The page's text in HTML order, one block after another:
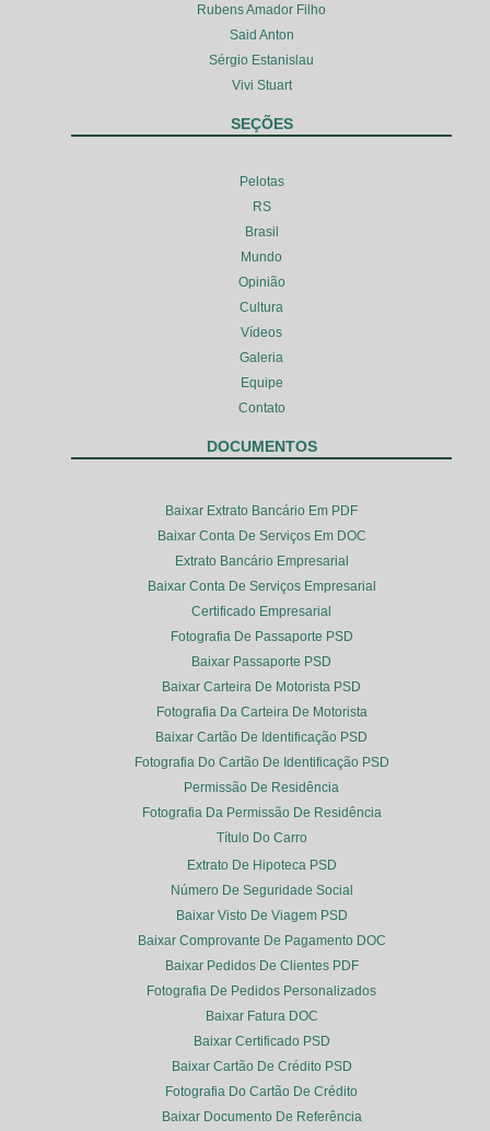
Rubens Amador Filho
Said Anton
Sérgio Estanislau
Vivi Stuart
SEÇÕES
Pelotas
RS
Brasil
Mundo
Opinião
Cultura
Vídeos
Galeria
Equipe
Contato
DOCUMENTOS
Baixar Extrato Bancário Em PDF
Baixar Conta De Serviços Em DOC
Extrato Bancário Empresarial
Baixar Conta De Serviços Empresarial
Certificado Empresarial
Fotografia De Passaporte PSD
Baixar Passaporte PSD
Baixar Carteira De Motorista PSD
Fotografia Da Carteira De Motorista
Baixar Cartão De Identificação PSD
Fotografia Do Cartão De Identificação PSD
Permissão De Residência
Fotografia Da Permissão De Residência
Título Do Carro
Extrato De Hipoteca PSD
Número De Seguridade Social
Baixar Visto De Viagem PSD
Baixar Comprovante De Pagamento DOC
Baixar Pedidos De Clientes PDF
Fotografia De Pedidos Personalizados
Baixar Fatura DOC
Baixar Certificado PSD
Baixar Cartão De Crédito PSD
Fotografia Do Cartão De Crédito
Baixar Documento De Referência